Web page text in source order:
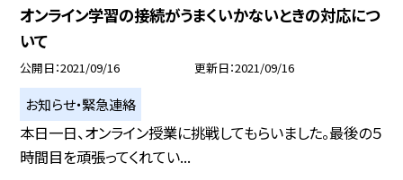
オンライン学習の接続がうまくいかないときの対応につ
いて
公開日 2021/09/16 更新日 2021/09/16
お知らせ・緊急連絡
本日一日、オンライン授業に挑戦してもらいました。最後の５
時間目を頑張ってくれてい...